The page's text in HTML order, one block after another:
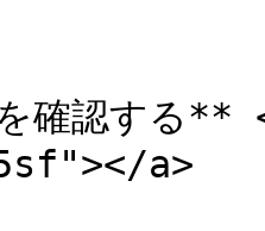
確認する
a>